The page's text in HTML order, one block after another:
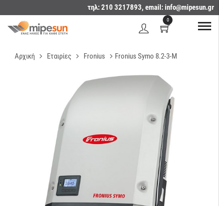
τηλ: 210 3217893, email:info@mipesun.gr
0
Αρχική Εταιρίες Fronius Fronius Symo 8.2-3-M